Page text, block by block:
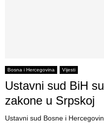
Bosna i Hercegovina Vijesti
Ustavni sud BiH
zakone u Srpskoj
Ustavni sud Bosne i